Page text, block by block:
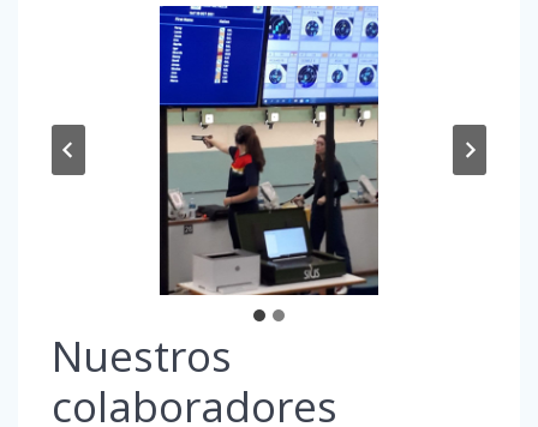
Nuestros
colaboradores